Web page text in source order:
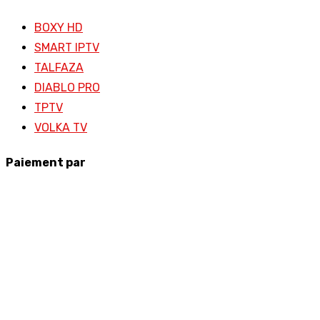
BOXY HD
SMART IPTV
TALFAZA
DIABLO PRO
TPTV
VOLKA TV
Paiement par